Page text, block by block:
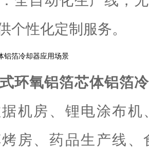
个性化定制服务。
铝箔冷却器应用场景
环氧铝箔芯体铝箔
机房、锂电涂布
房、药品生产线、